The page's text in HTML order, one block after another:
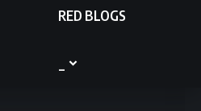
RED BLOGS